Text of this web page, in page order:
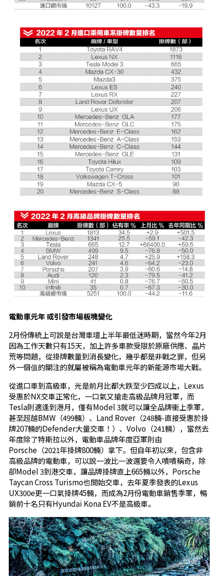
電動車元年 或引發市場板塊變化
2月份傳統上可說是台灣車壇上半年最低迷時期，當然今年2月
因為工作天數只有15天，加上許多車款受限於原廠供應、晶片
荒等問題，從掛牌數量到消長變化，幾乎都是非戰之罪，但另
外一個值的關注的就屬被稱為電動車元年的新能源市場大戰。
從進口車到高級車，光是前月比都大跌至少四成以上，Lexus
受惠於NX交車正常化，一口氣又搶走高級品牌月冠軍，而
Tesla則適逢到港月，僅有Model 3就可以讓全品牌衝上季軍，
甚至超越BMW（499輛）、Land Rover（248輛-直接受惠於掛
牌207輛的Defender大量交車！）、Volvo（241輛），當然去
年度除了特斯拉以外，電動車品牌年度亞軍則由
Porsche（2021年掛牌800輛）拿下。但自年初以來，包含非
高級品牌的電動車，可以說一波比一波還要令人嘖嘖稱奇，除
卻Model 3到港交車，讓品牌掛牌直上665輛以外，Porsche
Taycan Cross Turismo也開始交車，去年夏季發表的Lexus
UX300e更一口氣掛牌45輛，而成為2月份電動車銷售季軍，暢
銷前十名只有Hyundai Kona EV不是高級車。